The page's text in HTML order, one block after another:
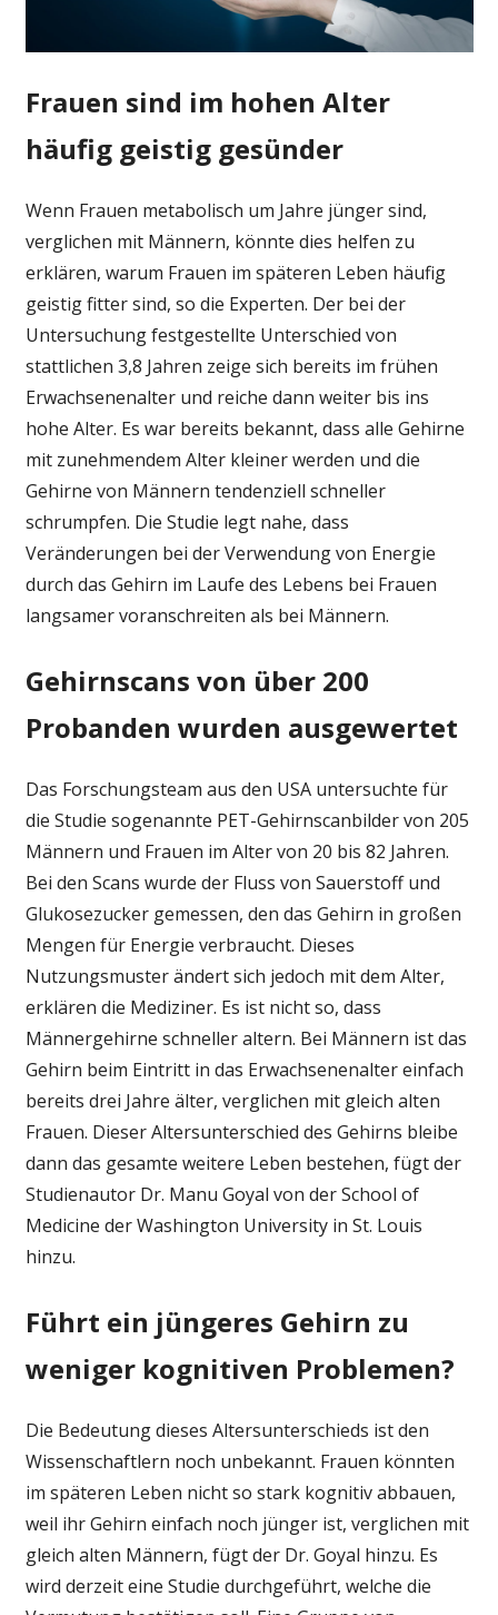
Frauen sind im hohen Alter
häufig geistig gesünder
Wenn Frauen metabolisch um Jahre jünger sind,
verglichen mit Männern, könnte dies helfen zu
erklären, warum Frauen im späteren Leben häufig
geistig fitter sind, so die Experten. Der bei der
Untersuchung festgestellte Unterschied von
stattlichen 3,8 Jahren zeige sich bereits im frühen
Erwachsenenalter und reiche dann weiter bis ins
hohe Alter. Es war bereits bekannt, dass alle Gehirne
mit zunehmendem Alter kleiner werden und die
Gehirne von Männern tendenziell schneller
schrumpfen. Die Studie legt nahe, dass
Veränderungen bei der Verwendung von Energie
durch das Gehirn im Laufe des Lebens bei Frauen
langsamer voranschreiten als bei Männern.
Gehirnscans von über 200
Probanden wurden ausgewertet
Das Forschungsteam aus den USA untersuchte für
die Studie sogenannte PET-Gehirnscanbilder von 205
Männern und Frauen im Alter von 20 bis 82 Jahren.
Bei den Scans wurde der Fluss von Sauerstoff und
Glukosezucker gemessen, den das Gehirn in großen
Mengen für Energie verbraucht. Dieses
Nutzungsmuster ändert sich jedoch mit dem Alter,
erklären die Mediziner. Es ist nicht so, dass
Männergehirne schneller altern. Bei Männern ist das
Gehirn beim Eintritt in das Erwachsenenalter einfach
bereits drei Jahre älter, verglichen mit gleich alten
Frauen. Dieser Altersunterschied des Gehirns bleibe
dann das gesamte weitere Leben bestehen, fügt der
Studienautor Dr. Manu Goyal von der School of
Medicine der Washington University in St. Louis
hinzu.
Führt ein jüngeres Gehirn zu
weniger kognitiven Problemen?
Die Bedeutung dieses Altersunterschieds ist den
Wissenschaftlern noch unbekannt. Frauen könnten
im späteren Leben nicht so stark kognitiv abbauen,
weil ihr Gehirn einfach noch jünger ist, verglichen mit
gleich alten Männern, fügt der Dr. Goyal hinzu. Es
wird derzeit eine Studie durchgeführt, welche die